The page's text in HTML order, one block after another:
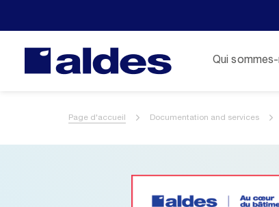
Qui
Page d'accueil Documentation and services